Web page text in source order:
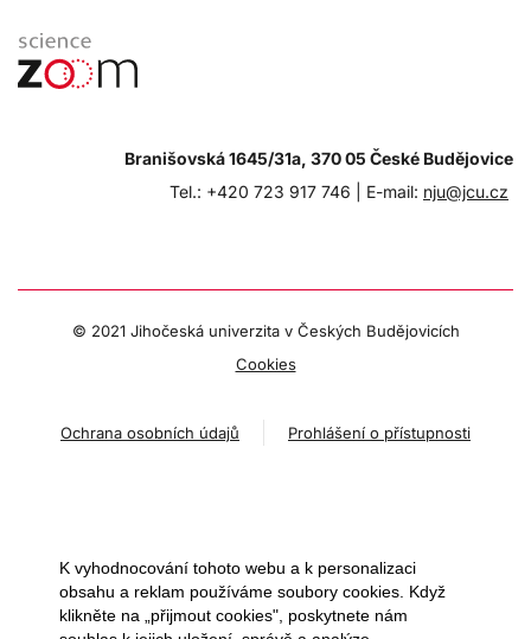
Branišovská 1645/31a, 370 05 České Budějovice
Tel.: +420 723 917 746 | E-mail: nju@jcu.cz
© 2021 Jihočeská univerzita v Českých Budějovicích
Cookies
Ochrana osobních údajů Prohlášení o přístupnosti
K vyhodnocování tohoto webu a k personalizaci
obsahu a reklam používáme soubory cookies. Když
klikněte na „přijmout cookies", poskytnete nám